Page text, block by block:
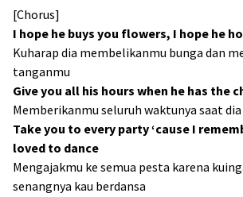
[Chorus]
I hope he buys you flowers, I hope he
Kuharap dia membelikanmu bunga dan
tanganmu
Give you all his hours when he has the
Memberikanmu seluruh waktunya saat
Take you to every party ‘cause I
loved to dance
Mengajakmu ke semua pesta karena
senangnya kau berdansa